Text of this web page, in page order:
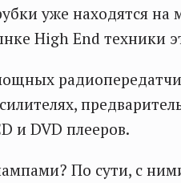
уже находятся на
High End техники
и DVD плееров.
По сути, с